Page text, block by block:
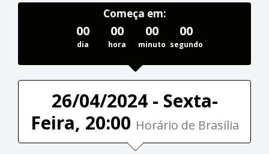
Começa em:
00
dia
00
hora
00
minuto
00
segundo
26/04/2024 - Sexta-
Feira, 20:00 Horário de Brasília